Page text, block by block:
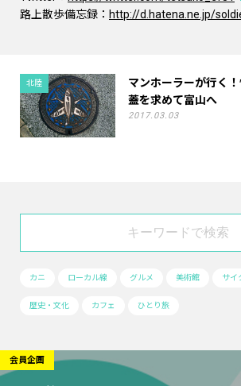
路上散歩備忘録： http://d.hatena.ne.jp/
北陸
マンホーラーが行く
蓋を求めて富山へ
2017.03.03
カニ ローカル線 グルメ 美術館 サイ
歴史・文化 カフェ ひとり旅
会員企画